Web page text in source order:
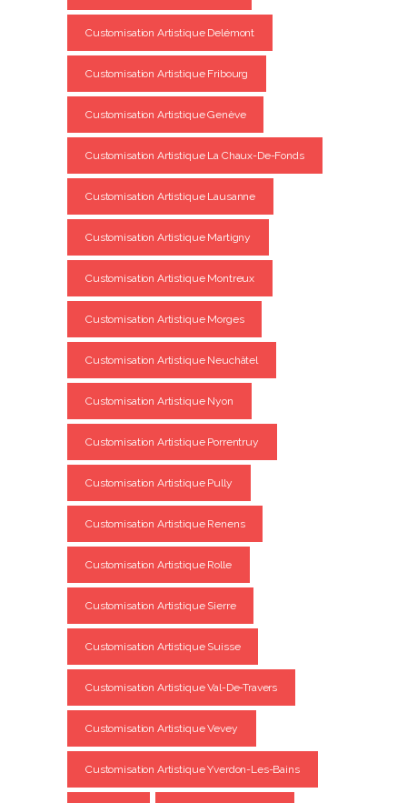
Customisation Artistique Delémont
Customisation Artistique Fribourg
Customisation Artistique Genève
Customisation Artistique La Chaux-De-Fonds
Customisation Artistique Lausanne
Customisation Artistique Martigny
Customisation Artistique Montreux
Customisation Artistique Morges
Customisation Artistique Neuchâtel
Customisation Artistique Nyon
Customisation Artistique Porrentruy
Customisation Artistique Pully
Customisation Artistique Renens
Customisation Artistique Rolle
Customisation Artistique Sierre
Customisation Artistique Suisse
Customisation Artistique Val-De-Travers
Customisation Artistique Vevey
Customisation Artistique Yverdon-Les-Bains